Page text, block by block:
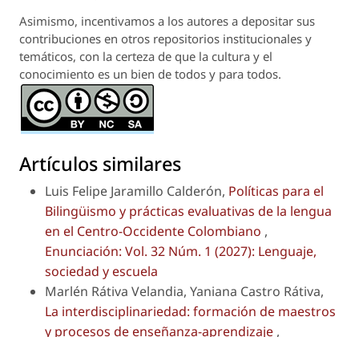
Asimismo, incentivamos a los autores a depositar sus
contribuciones en otros repositorios institucionales y
temáticos, con la certeza de que la cultura y el
conocimiento es un bien de todos y para todos.
Artículos similares
Luis Felipe Jaramillo Calderón, Políticas para el
Bilingüismo y prácticas evaluativas de la lengua
en el Centro-Occidente Colombiano ,
Enunciación: Vol. 32 Núm. 1 (2027): Lenguaje,
sociedad y escuela
Marlén Rátiva Velandia, Yaniana Castro Rátiva,
La interdisciplinariedad: formación de maestros
y procesos de enseñanza-aprendizaje ,